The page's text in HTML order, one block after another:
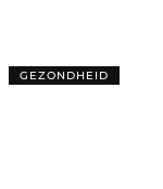
GEZONDHEID